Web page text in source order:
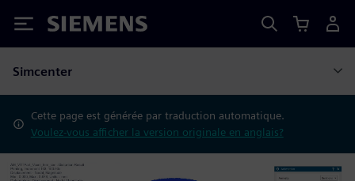
Siemens
Simcenter
Cette page est générée par traduction automatique.
Voulez-vous afficher la version originale en anglais?